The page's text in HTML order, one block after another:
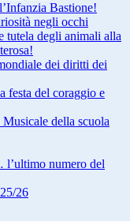
Bastione!
negli occhi
tutela degli animali alla
dei diritti dei
festa del coraggio e
della scuola
l’ultimo numero del
26